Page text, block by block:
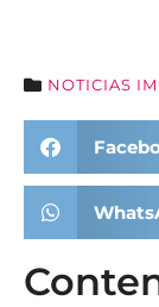
NOTICIAS